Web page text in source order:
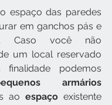
espaço das paredes
em ganchos pás e
Caso você não
um local reservado
finalidade podemos
armários
ao espaço existente